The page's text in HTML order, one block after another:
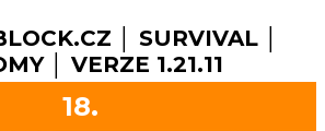
│ SURVIVAL │
│ VERZE 1.21.11
18.